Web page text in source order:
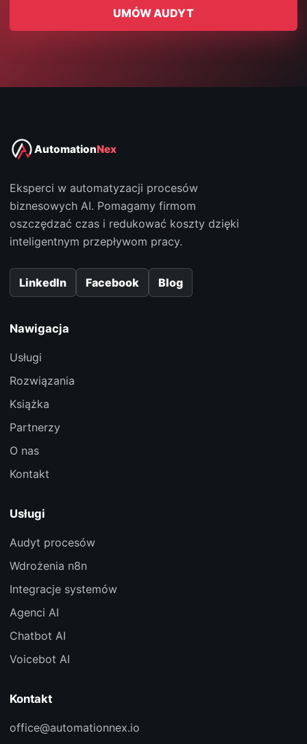
UMÓW AUDYT
AutomationNex
Eksperci w automatyzacji procesów
biznesowych AI. Pomagamy firmom
oszczędzać czas i redukować koszty dzięki
inteligentnym przepływom pracy.
LinkedIn Facebook Blog
Nawigacja
Usługi
Rozwiązania
Książka
Partnerzy
O nas
Kontakt
Usługi
Audyt procesów
Wdrożenia n8n
Integracje systemów
Agenci AI
Chatbot AI
Voicebot AI
Kontakt
office@automationnex.io